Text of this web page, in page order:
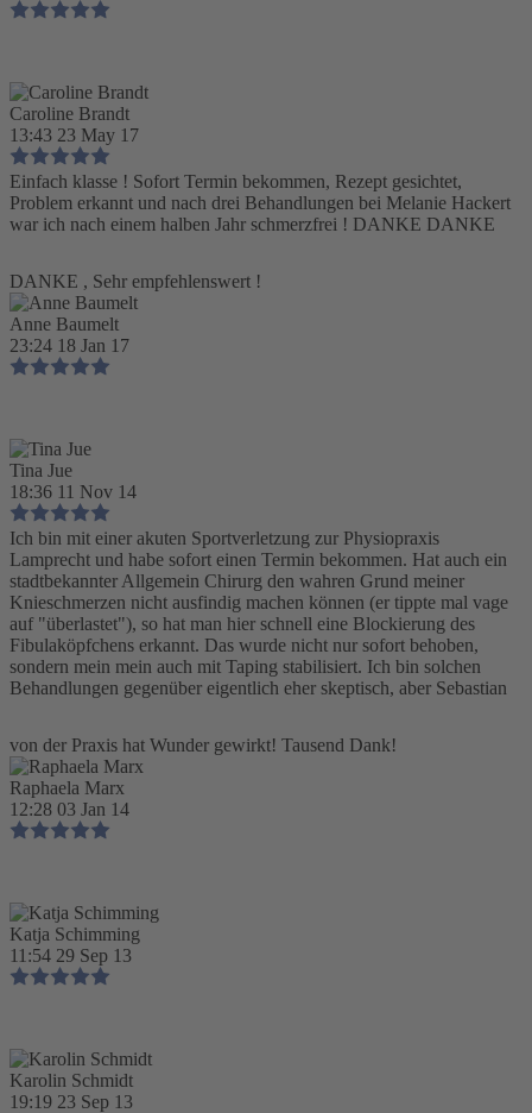
Caroline Brandt
13:43 23 May 17
Einfach klasse ! Sofort Termin bekommen, Rezept gesichtet,
Problem erkannt und nach drei Behandlungen bei Melanie Hackert
war ich nach einem halben Jahr schmerzfrei ! DANKE DANKE
DANKE , Sehr empfehlenswert !
Anne Baumelt
23:24 18 Jan 17
Tina Jue
18:36 11 Nov 14
Ich bin mit einer akuten Sportverletzung zur Physiopraxis
Lamprecht und habe sofort einen Termin bekommen. Hat auch ein
stadtbekannter Allgemein Chirurg den wahren Grund meiner
Knieschmerzen nicht ausfindig machen können (er tippte mal vage
auf "überlastet"), so hat man hier schnell eine Blockierung des
Fibulaköpfchens erkannt. Das wurde nicht nur sofort behoben,
sondern mein mein auch mit Taping stabilisiert. Ich bin solchen
Behandlungen gegenüber eigentlich eher skeptisch, aber Sebastian
von der Praxis hat Wunder gewirkt! Tausend Dank!
Raphaela Marx
12:28 03 Jan 14
Katja Schimming
11:54 29 Sep 13
Karolin Schmidt
19:19 23 Sep 13